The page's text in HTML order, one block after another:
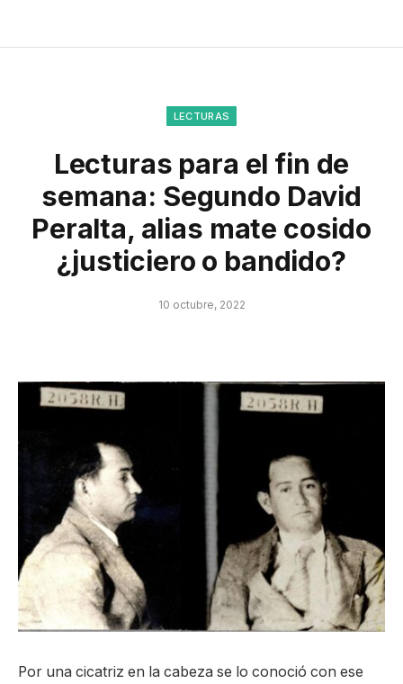
LECTURAS
Lecturas para el fin de
semana: Segundo David
Peralta, alias mate cosido
¿justiciero o bandido?
10 octubre, 2022
Por una cicatriz en la cabeza se lo conoció con ese